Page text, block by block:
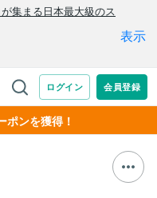
ポンを獲得！